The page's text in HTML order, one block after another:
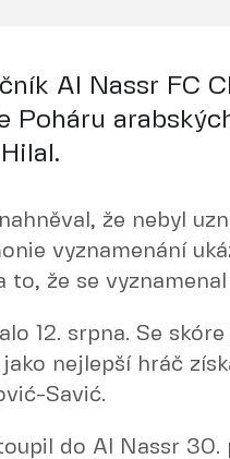
Al Nassr FC
Poháru
že nebyl
vyznamenání
to, že se
12. srpna. Se
nejlepší hráč
Savić.
do Al Nassr